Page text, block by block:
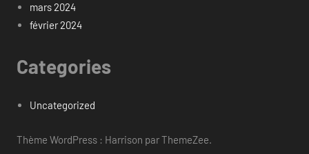
mars 2024
février 2024
Categories
Uncategorized
Thème WordPress : Harrison par ThemeZee.